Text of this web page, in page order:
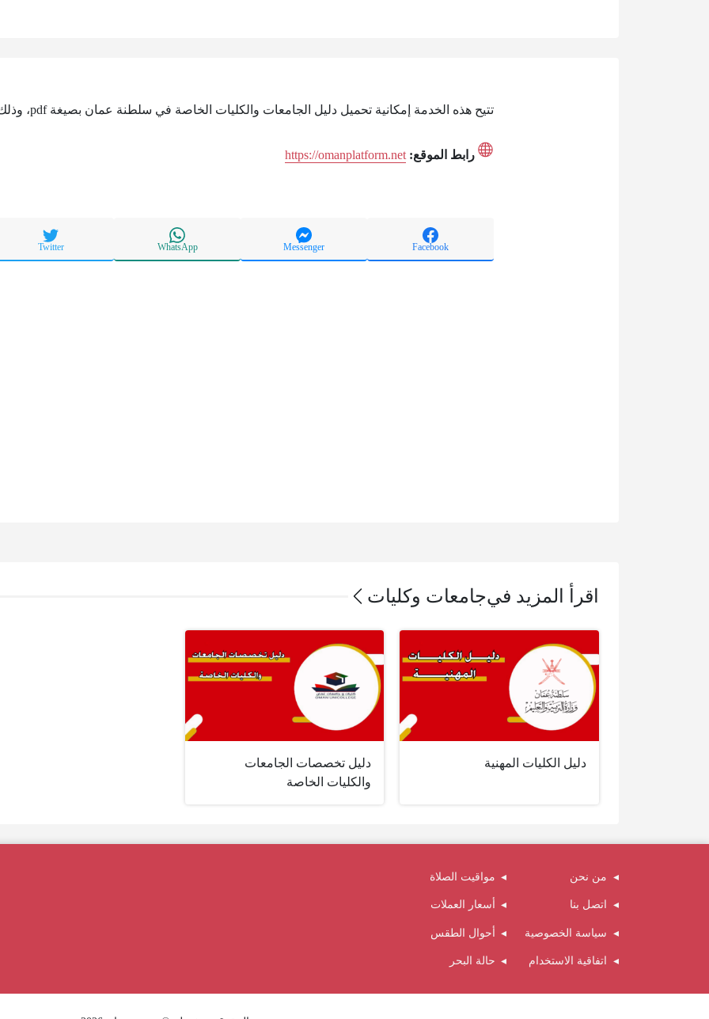
تتيح هذه الخدمة إمكانية تحميل دليل الجامعات والكليات الخاصة في سلطنة عمان بصيغة pdf، وذلك من خلال الرابط التالي:
رابط الموقع: https://omanplatform.net
Facebook
Messenger
WhatsApp
Twitter
اقرأ المزيد فيجامعات وكليات
دليل الكليات المهنية
دليل تخصصات الجامعات
والكليات الخاصة
من نحن
اتصل بنا
سياسة الخصوصية
اتفاقية الاستخدام
مواقيت الصلاة
أسعار العملات
أحوال الطقس
حالة البحر